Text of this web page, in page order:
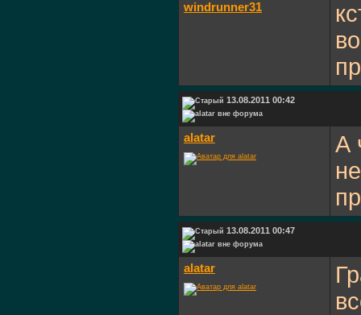
windrunner31
13.08.2011 00:42
alatar
А
13.08.2011 00:47
alatar